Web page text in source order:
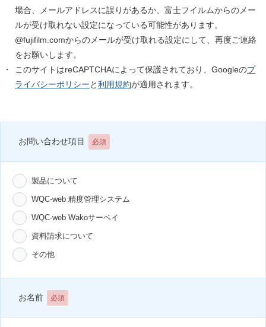
場合、メールアドレスに誤りがあるか、富士フイルムからのメー
ルが受け取れない設定になっている可能性があります。
@fujifilm.comからのメールが受け取れる設定にして、再度ご連絡
をお願いします。
このサイトはreCAPTCHAによって保護されており、Googleのプ
ライバシーポリシーと利用規約が適用されます。
お問い合わせ項目 必須
製品について
WQC-web 精度管理システム
WQC-web Wakoサーベイ
資料請求について
その他
お名前 必須